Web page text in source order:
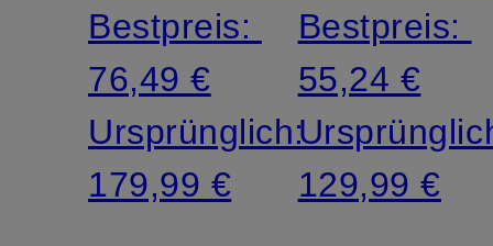
Bestpreis:
76,49 €
Ursprünglich:
179,99 €
Bestpreis:
55,24 €
129,99 €